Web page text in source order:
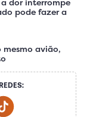
pode fazer a
avião,
Media
Social Media
Social Media
Tiktok Social